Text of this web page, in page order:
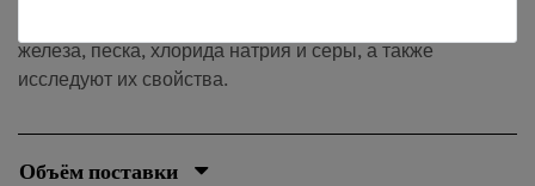
железа, песка, хлорида натрия и серы, а также
исследуют их свойства.
Объём поставки